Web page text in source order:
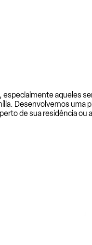
aqueles
Desenvolvemos uma
de sua residência